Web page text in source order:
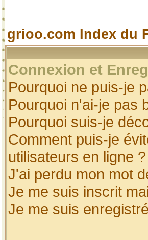
grioo.com Index du
Connexion et
Pourquoi ne puis-je
Pourquoi n'ai-je pas
Pourquoi suis-je
Comment puis-je
utilisateurs en ligne ?
J'ai perdu mon mot
Je me suis inscrit
Je me suis